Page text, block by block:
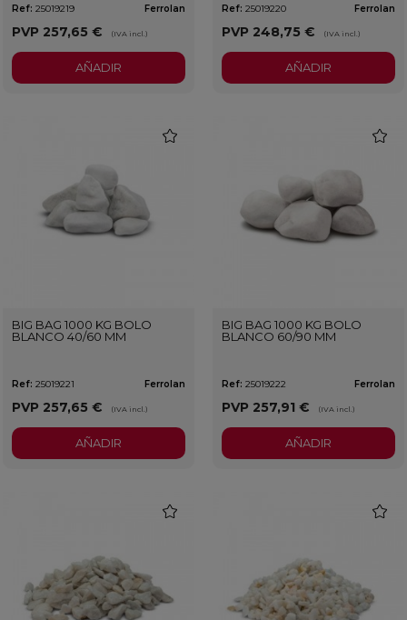
Ref: 25019219 Ferrolan
PVP 257,65 € (IVA incl.)
AÑADIR
Ref: 25019220 Ferrolan
PVP 248,75 € (IVA incl.)
AÑADIR
BIG BAG 1000 KG BOLO
BLANCO 40/60 MM
Ref: 25019221 Ferrolan
PVP 257,65 € (IVA incl.)
AÑADIR
BIG BAG 1000 KG BOLO
BLANCO 60/90 MM
Ref: 25019222 Ferrolan
PVP 257,91 € (IVA incl.)
AÑADIR